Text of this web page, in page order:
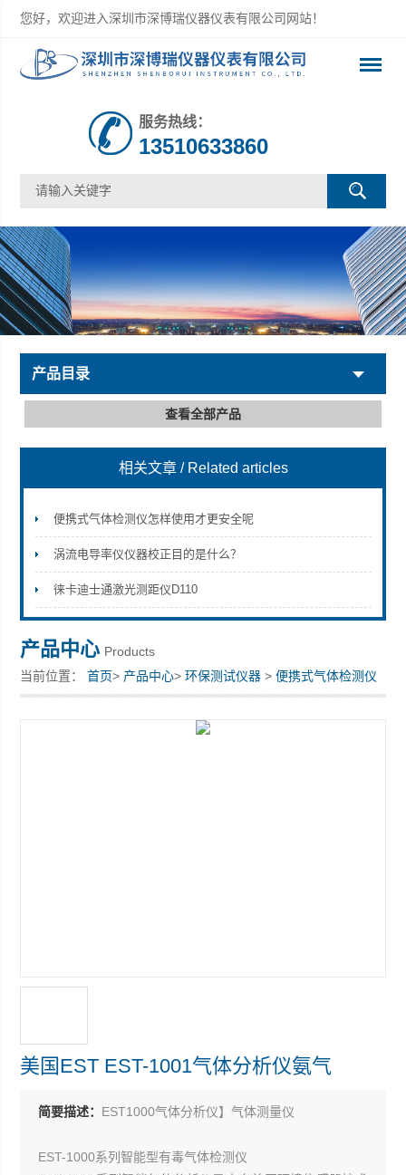
您好，欢迎进入深圳市深博瑞仪器仪表有限公司网站！
深圳市深博瑞仪器仪表有限公司
服务热线：
13510633860
产品目录
查看全部产品
相关文章 / Related articles
便携式气体检测仪怎样使用才更安全呢
涡流电导率仪仪器校正目的是什么？
徕卡迪士通激光测距仪D110
产品中心 Products
当前位置：首页> 产品中心>环保测试仪器 >便携式气体检测仪
美国EST EST-1001气体分析仪氨气
简要描述： EST1000气体分析仪】气体测量仪
EST-1000系列智能型有毒气体检测仪